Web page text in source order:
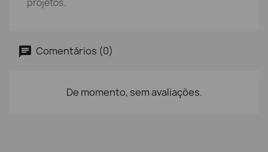
projetos.
Comentários (0)
De momento, sem avaliações.